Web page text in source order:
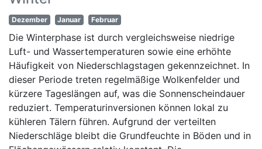
Dezember Januar Februar
Die Winterphase ist durch vergleichsweise niedrige
Luft- und Wassertemperaturen sowie eine erhöhte
Häufigkeit von Niederschlagstagen gekennzeichnet. In
dieser Periode treten regelmäßige Wolkenfelder und
kürzere Tageslängen auf, was die Sonnenscheindauer
reduziert. Temperaturinversionen können lokal zu
kühleren Tälern führen. Aufgrund der verteilten
Niederschläge bleibt die Grundfeuchte in Böden und in